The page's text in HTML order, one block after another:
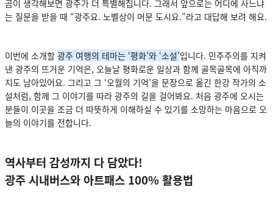
곰이 생각해보면 광주가 더 특별해집니다. 그래서 앞으로는 어디에 사느냐
는 질문을 받을 때 “광주요. 노벨상이 머문 도시요.”라고 대답해 보려 해요.
이번에 소개할 광주 여행의 테마는 ‘평화’와 ‘소설’입니다. 민주주의를 지켜
낸 광주의 뜨거운 기억은, 오늘날 평화로운 일상과 함께 골목골목에 아직까
지도 남아있어요. 그리고 그 ‘오월의 기억’을 문장으로 옮긴 한강 작가의 소
설처럼, 함께 그 이야기를 따라 광주의 길을 걸어봐요. 처음 광주에 오시는
분들이 이곳을 조금 더 따뜻하게 이해하실 수 있기를 소망하는 마음으로 오
늘의 이야기를 전합니다.
역사부터 감성까지 다 담았다!
광주 시내버스와 아트패스 100% 활용법